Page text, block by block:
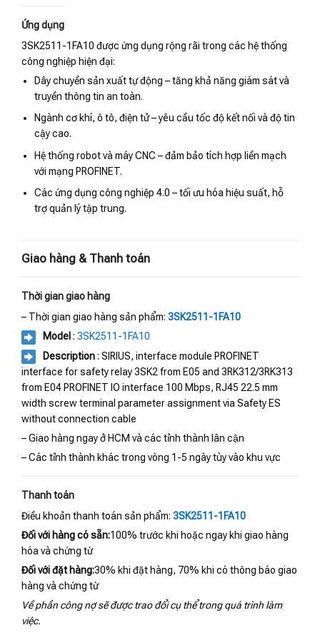
Ứng dụng
3SK2511-1FA10 được ứng dụng rộng rãi trong các hệ thống
công nghiệp hiện đại:
Dây chuyền sản xuất tự động – tăng khả năng giám sát và
truyền thông tin an toàn.
Ngành cơ khí, ô tô, điện tử – yêu cầu tốc độ kết nối và độ tin
cậy cao.
Hệ thống robot và máy CNC – đảm bảo tích hợp liền mạch
với mạng PROFINET.
Các ứng dụng công nghiệp 4.0 – tối ưu hóa hiệu suất, hỗ
trợ quản lý tập trung.
Giao hàng & Thanh toán
Thời gian giao hàng
– Thời gian giao hàng sản phẩm: 3SK2511-1FA10
Model : 3SK2511-1FA10
Description: SIRIUS, interface module PROFINET
interface for safety relay 3SK2 from E05 and 3RK312/3RK313
from E04 PROFINET IO interface 100 Mbps, RJ45 22.5 mm
width screw terminal parameter assignment via Safety ES
without connection cable
– Giao hàng ngay ở HCM và các tỉnh thành lân cận
– Các tỉnh thành khác trong vòng 1-5 ngày tùy vào khu vực
Thanh toán
Điều khoản thanh toán sản phẩm: 3SK2511-1FA10
Đối với hàng có sẵn:100% trước khi hoặc ngay khi giao hàng
hóa và chứng từ
Đối với đặt hàng:30% khi đặt hàng, 70% khi có thông báo giao
hàng và chứng từ
Về phần công nợ sẽ được trao đổi cụ thể trong quá trình làm
việc.